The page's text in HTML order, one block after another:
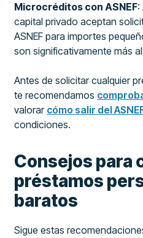
Microcréditos con ASNEF:
capital privado aceptan
ASNEF para importes
son significativamente más
Antes de solicitar cualquier
te recomendamos
valorar cómo salir del
condiciones.
Consejos para
préstamos
baratos
Sigue estas